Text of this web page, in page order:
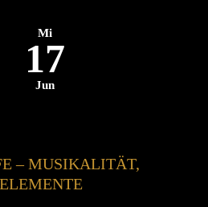
Mi
17
Jun
– MUSIKALITÄT,